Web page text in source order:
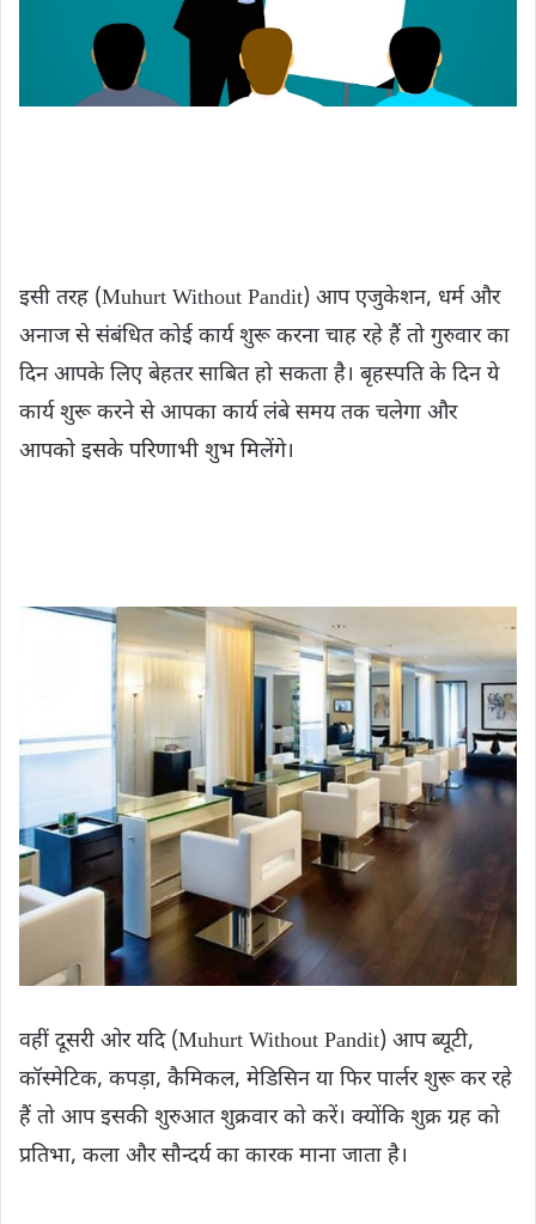
इसी तरह (Muhurt Without Pandit) आप एजुकेशन, धर्म और
अनाज से संबंधित कोई कार्य शुरू करना चाह रहे हैं तो गुरुवार का
दिन आपके लिए बेहतर साबित हो सकता है। बृहस्पति के दिन ये
कार्य शुरू करने से आपका कार्य लंबे समय तक चलेगा और
आपको इसके परिणाभी शुभ मिलेंगे।
वहीं दूसरी ओर यदि (Muhurt Without Pandit) आप ब्यूटी,
कॉस्मेटिक, कपड़ा, कैमिकल, मेडिसिन या फिर पार्लर शुरू कर रहे
हैं तो आप इसकी शुरुआत शुक्रवार को करें। क्योंकि शुक्र ग्रह को
प्रतिभा, कला और सौन्दर्य का कारक माना जाता है।